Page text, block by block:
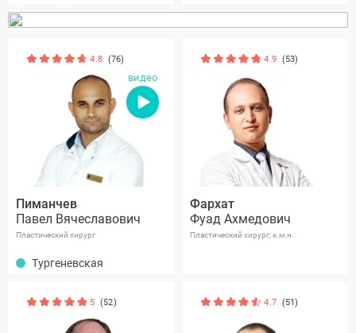
4.8 (76)
видео
Пиманчев
Павел Вячеславович
Пластический хирург
Тургеневская
4.9 (53)
Фархат
Фуад Ахмедович
Пластический хирург, к.м.н.
5 (52) 4.7 (51)